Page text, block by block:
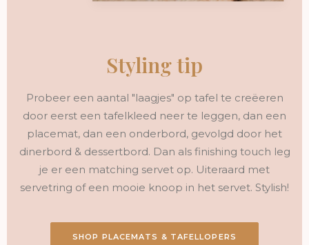
Styling tip
Probeer een aantal "laagjes" op tafel te creëeren
door eerst een tafelkleed neer te leggen, dan een
placemat, dan een onderbord, gevolgd door het
dinerbord & dessertbord. Dan als finishing touch leg
je er een matching servet op. Uiteraard met
servetring of een mooie knoop in het servet. Stylish!
SHOP PLACEMATS & TAFELLOPERS